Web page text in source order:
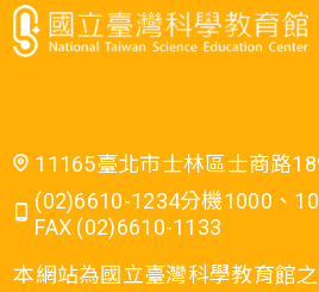
11165臺北市士林區士商路
(02)6610-1234分機1000、
FAX (02)6610-1133
本網站為國立臺灣科學教育館